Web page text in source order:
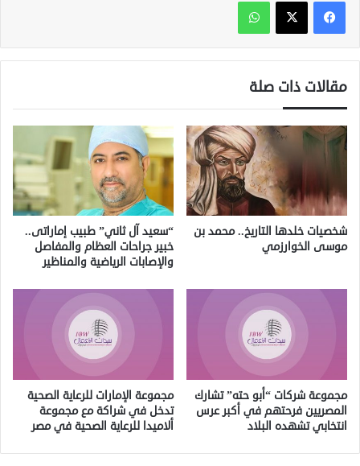
مقالات ذات صلة
شخصيات خلدها التاريخ.. محمد بن
موسى الخوارزمي
“سعيد آل ثاني” طبيب إماراتى..
خبير جراحات العظام والمفاصل
والإصابات الرياضية والمناظير
مجموعة شركات “أبو حته” تشارك
المصريين فرحتهم في أكبر عرس
انتخابي تشهده البلاد
مجموعة الإمارات للرعاية الصحية
تدخل في شراكة مع مجموعة
ألاميدا للرعاية الصحية في مصر